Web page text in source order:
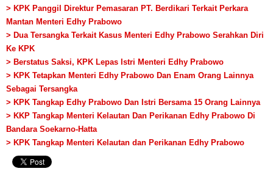
> KPK Panggil Direktur Pemasaran PT. Berdikari Terkait Perkara
Mantan Menteri Edhy Prabowo
> Dua Tersangka Terkait Kasus Menteri Edhy Prabowo Serahkan Diri
Ke KPK
> Berstatus Saksi, KPK Lepas Istri Menteri Edhy Prabowo
> KPK Tetapkan Menteri Edhy Prabowo Dan Enam Orang Lainnya
Sebagai Tersangka
> KPK Tangkap Edhy Prabowo Dan Istri Bersama 15 Orang Lainnya
> KKP Tangkap Menteri Kelautan Dan Perikanan Edhy Prabowo Di
Bandara Soekarno-Hatta
> KPK Tangkap Menteri Kelautan dan Perikanan Edhy Prabowo